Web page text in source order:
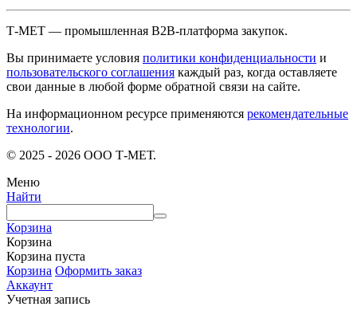
Т-МЕТ — промышленная B2B-платформа закупок.
Вы принимаете условия политики конфиденциальности и
пользовательского соглашения каждый раз, когда оставляете
свои данные в любой форме обратной связи на сайте.
На информационном ресурсе применяются рекомендательные
технологии.
© 2025 - 2026 ООО Т-МЕТ.
Меню
Найти
Корзина
Корзина
Корзина пуста
Корзина Оформить заказ
Аккаунт
Учетная запись